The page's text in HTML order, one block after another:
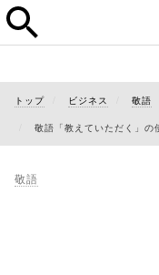
トップ ビジネス 敬語
敬語「教えていただく」の
敬語